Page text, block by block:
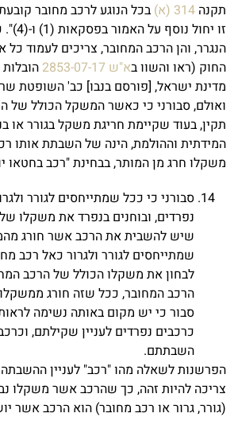
תקנה 314 (א)
בכל הנוגע לרכב מחובר
זו
הנגרר, והן הרכב המחובר, צריכים לעמוד
החוק (ראו והשוו בא"ש 2853-07-17
מדינת ישראל, [פורסם בנבו] כב' השופטת
ואולם, סבורני כי כאשר המשקל הכולל של
תקין, בעוד שקיימת חריגת משקל בגורר או
המידתית וההולמת, הינה של השבתת אותו
משקלו חרג מן המותר, בבחינת "רכב בחטאו
סבורני כי ככל שמתייחסים לגורר
נפרדים, ובוחנים בנפרד את משקלו
שיש להשבית את הרכב אשר חורג
שמתייחסים לגורר ולגרור כאל רכב
לבחון את משקלו הכולל של הרכב
הרכב המחובר, ככל שזה חורג ממשקלו
סבור כי יש מקום באותה נשימה
כרכבים נפרדים לעניין שקילתם,
השבתתם.
הפרשנות לשאלה מהו "רכב" לעניין ההשבתה
צריכה להיות זהה, כך שהרכב אשר משקלו
(גורר, גרור או רכב מחובר) הוא הרכב אשר